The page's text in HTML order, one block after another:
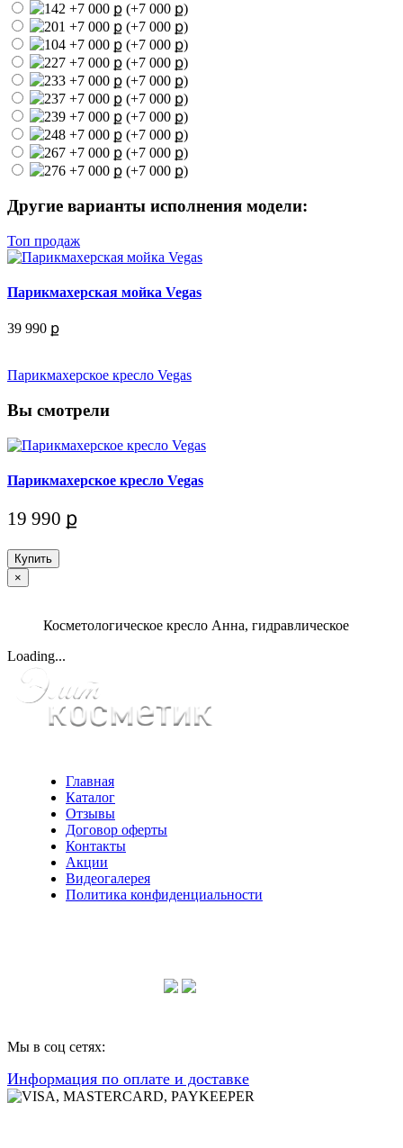
(+7 000 ք)
(+7 000 ք)
(+7 000 ք)
(+7 000 ք)
(+7 000 ք)
(+7 000 ք)
(+7 000 ք)
(+7 000 ք)
(+7 000 ք)
(+7 000 ք)
Другие варианты исполнения модели:
Топ продаж
Парикмахерская мойка Vegas
39 990 ք
Парикмахерское кресло Vegas
Вы смотрели
Парикмахерское кресло Vegas
19 990 ք
Купить
×
Косметологическое кресло Анна, гидравлическое
Loading...
Главная
Каталог
Отзывы
Договор оферты
Контакты
Акции
Видеогалерея
Политика конфиденциальности
Мы в соц сетях:
Информация по оплате и доставке